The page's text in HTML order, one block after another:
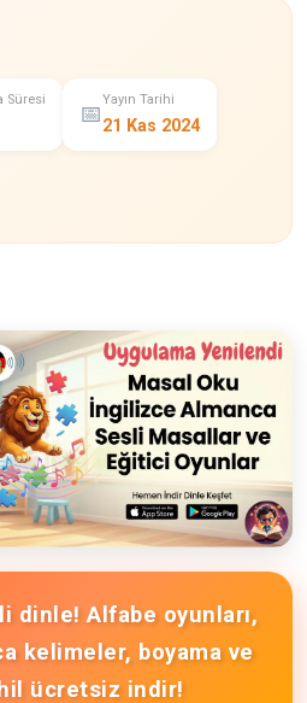
Süresi
📅
Yayın Tarihi
21 Kas 2024
dinle! Alfabe oyunları,
kelimeler, boyama ve
ücretsiz indir!